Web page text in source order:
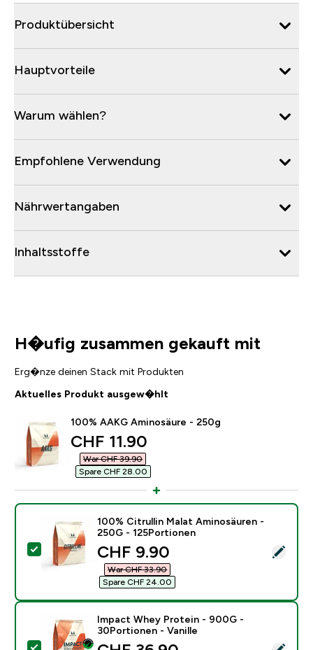
Produktübersicht
Hauptvorteile
Warum wählen?
Empfohlene Verwendung
Nährwertangaben
Inhaltsstoffe
H�ufig zusammen gekauft mit
Erg�nze deinen Stack mit Produkten
Aktuelles Produkt ausgew�hlt
100% AAKG Aminosäure - 250g
discounted price
CHF 11.90‎
War CHF 39.90‎
Spare CHF 28.00‎
Dieses Produkt ausw�hlen - 100% Citrullin Malat
100% Citrullin Malat Aminosäuren -
250G - 125Portionen
discounted price
CHF 9.90‎
War CHF 33.90‎
Spare CHF 24.00‎
Impact Whey Protein - 900G -
30Portionen - Vanille